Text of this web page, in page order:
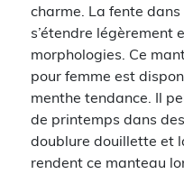
charme. La fente
s’étendre légèrement
morphologies. Ce
pour femme est
menthe tendance. Il
de printemps dans
doublure douillette et
rendent ce manteau